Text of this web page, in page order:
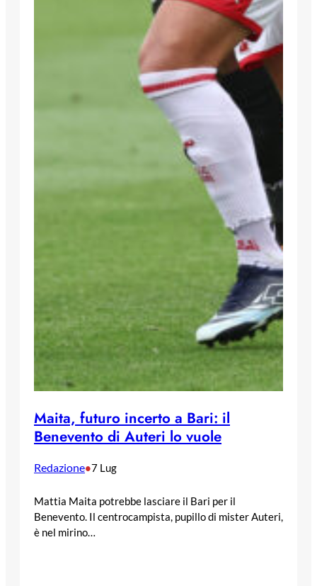
Maita, futuro incerto a Bari: il
Benevento di Auteri lo vuole
Redazione•7 Lug
Mattia Maita potrebbe lasciare il Bari per il
Benevento. Il centrocampista, pupillo di mister Auteri,
è nel mirino…